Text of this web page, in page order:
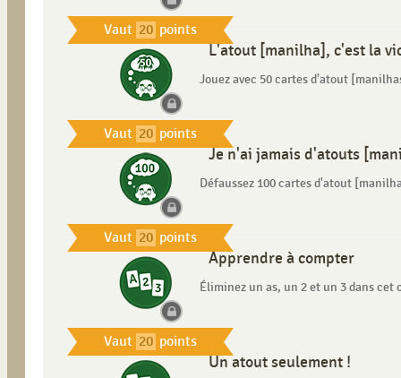
Vaut 20 points
Vaut 20 points
L'atout [manilha], c'est la
Jouez avec 50 cartes d'atout
Vaut 20 points
Je n'ai jamais d'atouts
Défaussez 100 cartes d'atout
Vaut 20 points
Apprendre à compter
Éliminez un as, un 2 et un 3 dans cet
Un atout seulement !